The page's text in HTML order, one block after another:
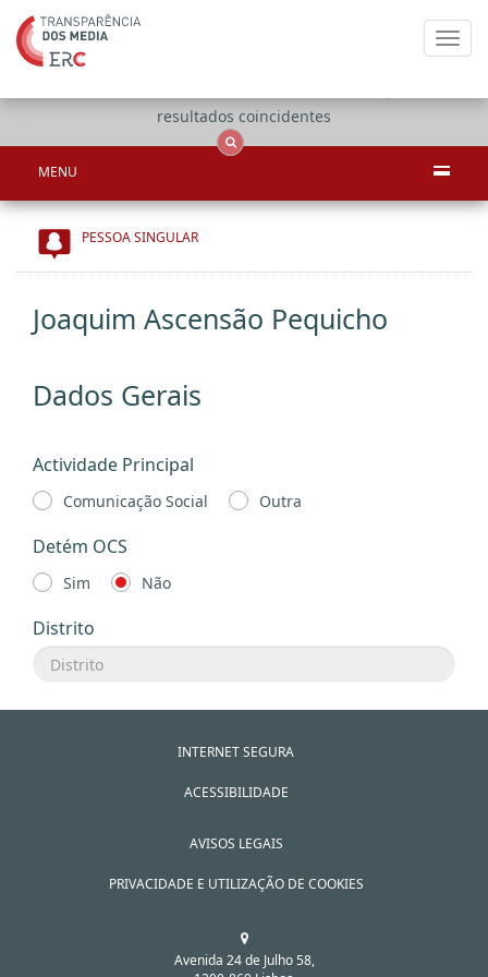
resultados coincidentes
MENU
PESSOA SINGULAR
Joaquim Ascensão Pequicho
Dados Gerais
Actividade Principal
Comunicação Social Outra
Detém OCS
Sim Não
Distrito
INTERNET SEGURA
ACESSIBILIDADE
AVISOS LEGAIS
PRIVACIDADE E UTILIZAÇÃO DE COOKIES
Avenida 24 de Julho 58,